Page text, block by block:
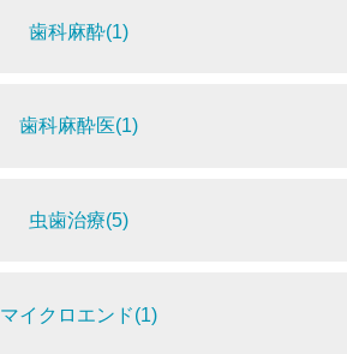
歯科麻酔(1)
歯科麻酔医(1)
虫歯治療(5)
マイクロエンド(1)